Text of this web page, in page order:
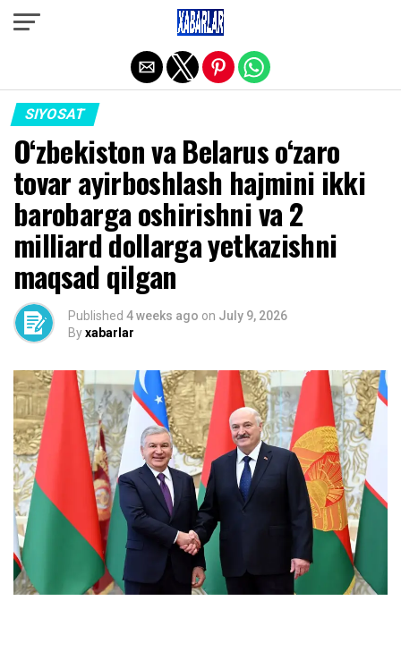
SIYOSAT
O‘zbekiston va Belarus o‘zaro
tovar ayirboshlash hajmini ikki
barobarga oshirishni va 2
milliard dollarga yetkazishni
maqsad qilgan
Published 4 weeks ago on July 9, 2026
Byxabarlar
Exit mobile version